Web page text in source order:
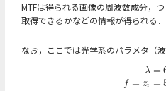
MTFは得られる画像の周波数成分，
取得できるかなどの情報が得られる．
なお，ここでは光学系のパラメタ（
λ
f = zi
=
=
600 nm